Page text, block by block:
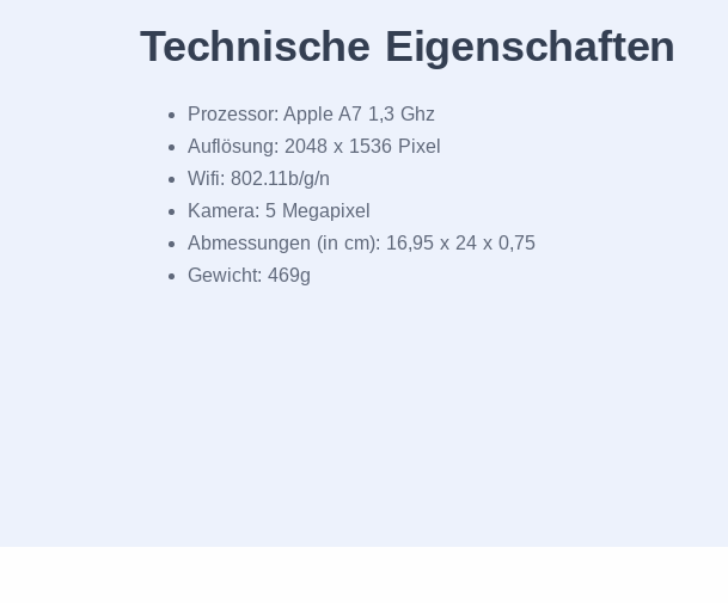
Technische Eigenschaften
Prozessor: Apple A7 1,3 Ghz
Auflösung: 2048 x 1536 Pixel
Wifi: 802.11b/g/n
Kamera: 5 Megapixel
Abmessungen (in cm): 16,95 x 24 x 0,75
Gewicht: 469g